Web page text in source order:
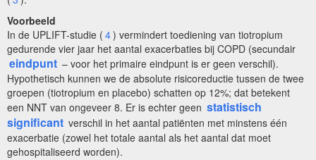
Voorbeeld
In de UPLIFT-studie ( 4) vermindert toediening van tiotropium
gedurende vier jaar het aantal exacerbaties bij COPD (secundair
eindpunt – voor het primaire eindpunt is er geen verschil).
Hypothetisch kunnen we de absolute risicoreductie tussen de twee
groepen (tiotropium en placebo) schatten op 12%; dat betekent
een NNT van ongeveer 8. Er is echter geen statistisch
significant verschil in het aantal patiënten met minstens één
exacerbatie (zowel het totale aantal als het aantal dat moet
gehospitaliseerd worden).